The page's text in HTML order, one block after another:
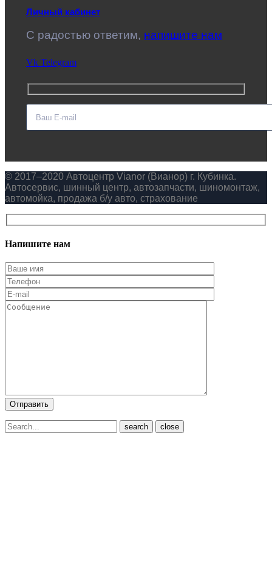
Личный кабинет
C радостью ответим, напишите нам
Vk Telegram
© 2017–2020 Автоцентр Vianor (Вианор) г. Кубинка.
Автосервис, шинный центр, автозапчасти, шиномонтаж,
автомойка, продажа б/у авто, страхование
Напишите нам
close